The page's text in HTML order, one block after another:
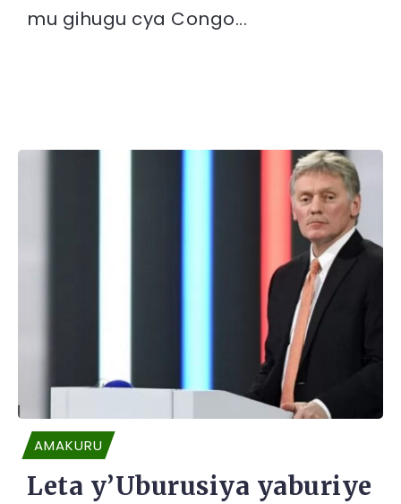
mu gihugu cya Congo...
AMAKURU
Leta y’Uburusiya yaburiye